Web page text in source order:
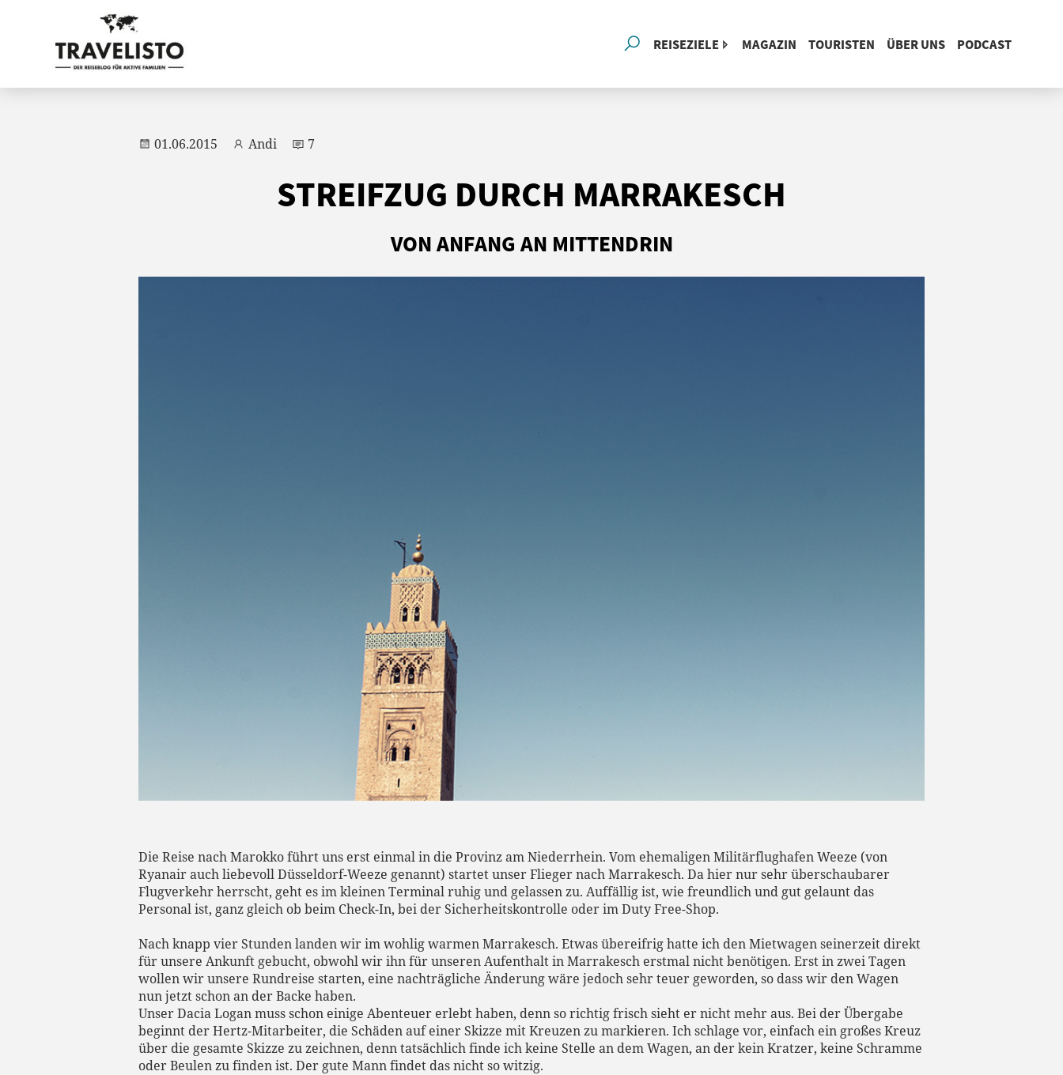
REISEZIELE MAGAZIN TOURISTEN ÜBER UNS PODCAST
01.06.2015 Andi 7
STREIFZUG DURCH MARRAKESCH
VON ANFANG AN MITTENDRIN
Die Reise nach Marokko führt uns erst einmal in die Provinz am Niederrhein. Vom ehemaligen Militärflughafen Weeze (von
Ryanair auch liebevoll Düsseldorf-Weeze genannt) startet unser Flieger nach Marrakesch. Da hier nur sehr überschaubarer
Flugverkehr herrscht, geht es im kleinen Terminal ruhig und gelassen zu. Auffällig ist, wie freundlich und gut gelaunt das
Personal ist, ganz gleich ob beim Check-In, bei der Sicherheitskontrolle oder im Duty Free-Shop.
Nach knapp vier Stunden landen wir im wohlig warmen Marrakesch. Etwas übereifrig hatte ich den Mietwagen seinerzeit direkt
für unsere Ankunft gebucht, obwohl wir ihn für unseren Aufenthalt in Marrakesch erstmal nicht benötigen. Erst in zwei Tagen
wollen wir unsere Rundreise starten, eine nachträgliche Änderung wäre jedoch sehr teuer geworden, so dass wir den Wagen
nun jetzt schon an der Backe haben.
Unser Dacia Logan muss schon einige Abenteuer erlebt haben, denn so richtig frisch sieht er nicht mehr aus. Bei der Übergabe
beginnt der Hertz-Mitarbeiter, die Schäden auf einer Skizze mit Kreuzen zu markieren. Ich schlage vor, einfach ein großes Kreuz
über die gesamte Skizze zu zeichnen, denn tatsächlich finde ich keine Stelle an dem Wagen, an der kein Kratzer, keine Schramme
oder Beulen zu finden ist. Der gute Mann findet das nicht so witzig.